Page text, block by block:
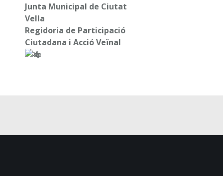
Junta Municipal de Ciutat
Vella
Regidoria de Participació
Ciutadana i Acció Veïnal